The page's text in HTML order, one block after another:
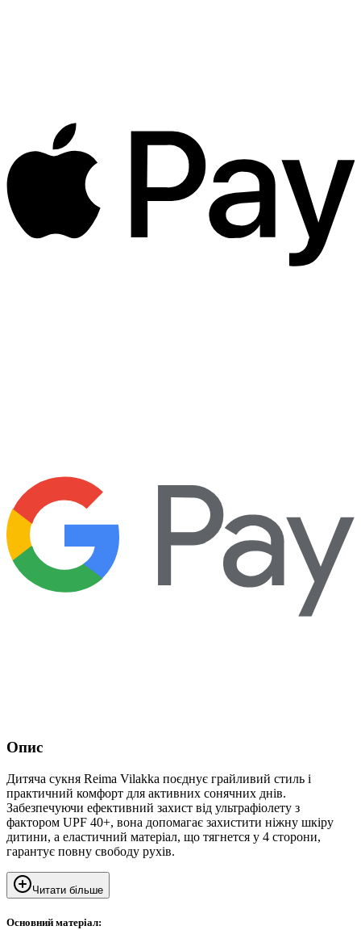
Опис
Дитяча сукня Reima Vilakka поєднує грайливий стиль і
практичний комфорт для активних сонячних днів.
Забезпечуючи ефективний захист від ультрафіолету з
фактором UPF 40+, вона допомагає захистити ніжну шкіру
дитини, а еластичний матеріал, що тягнется у 4 сторони,
гарантує повну свободу рухів.
Читати більше
Основний матеріал: